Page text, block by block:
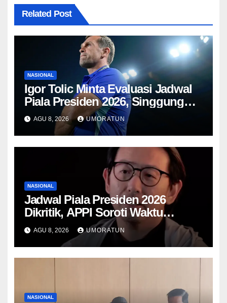
Related Post
NASIONAL
Igor Tolic Minta Evaluasi Jadwal
Piala Presiden 2026, Singgung
Aturan FIFA soal Recovery 72
Jam
AGU 8, 2026 UMORATUN
NASIONAL
Jadwal Piala Presiden 2026
Dikritik, APPI Soroti Waktu
Pemulihan Pemain Hanya Satu
Hari
AGU 8, 2026 UMORATUN
NASIONAL